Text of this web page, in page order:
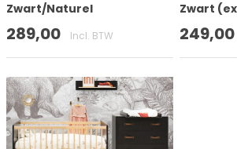
Zwart/Naturel
289,00 Incl. BTW
Zwart
249,00